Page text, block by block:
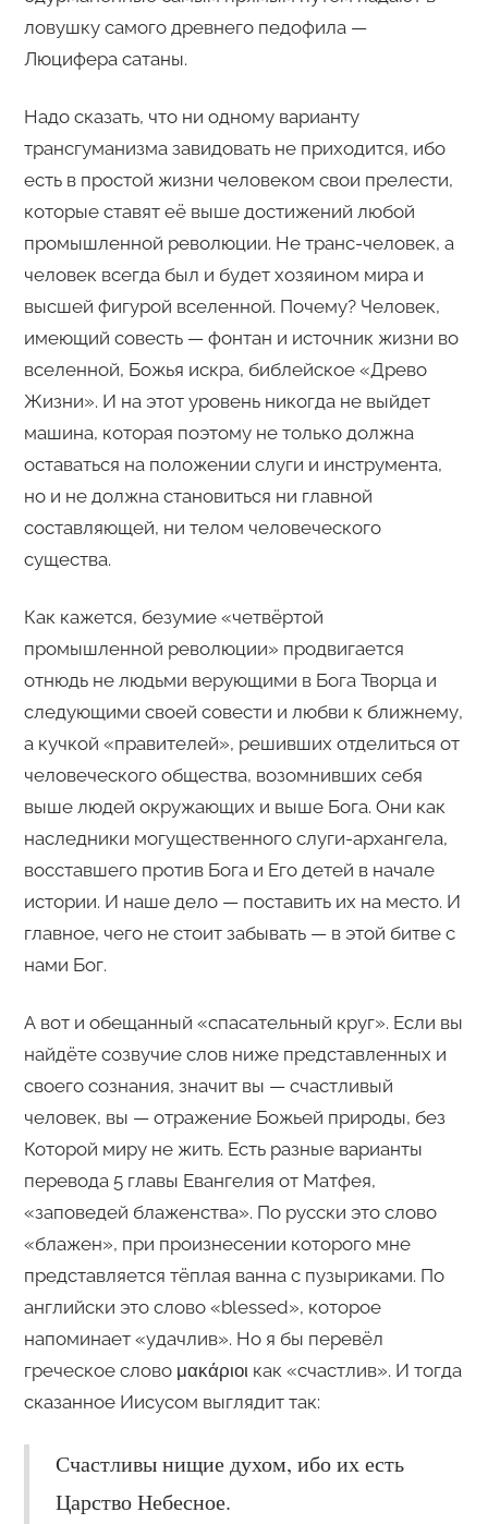
ловушку самого древнего педофила —
Люцифера сатаны.
Надо сказать, что ни одному варианту
трансгуманизма завидовать не приходится, ибо
есть в простой жизни человеком свои прелести,
которые ставят её выше достижений любой
промышленной революции. Не транс-человек, а
человек всегда был и будет хозяином мира и
высшей фигурой вселенной. Почему? Человек,
имеющий совесть — фонтан и источник жизни во
вселенной, Божья искра, библейское «Древо
Жизни». И на этот уровень никогда не выйдет
машина, которая поэтому не только должна
оставаться на положении слуги и инструмента,
но и не должна становиться ни главной
составляющей, ни телом человеческого
существа.
Как кажется, безумие «четвёртой
промышленной революции» продвигается
отнюдь не людьми верующими в Бога Творца и
следующими своей совести и любви к ближнему,
а кучкой «правителей», решивших отделиться от
человеческого общества, возомнивших себя
выше людей окружающих и выше Бога. Они как
наследники могущественного слуги-архангела,
восставшего против Бога и Его детей в начале
истории. И наше дело — поставить их на место. И
главное, чего не стоит забывать — в этой битве с
нами Бог.
А вот и обещанный «спасательный круг». Если вы
найдёте созвучие слов ниже представленных и
своего сознания, значит вы — счастливый
человек, вы — отражение Божьей природы, без
Которой миру не жить. Есть разные варианты
перевода 5 главы Евангелия от Матфея,
«заповедей блаженства». По русски это слово
«блажен», при произнесении которого мне
представляется тёплая ванна с пузыриками. По
английски это слово «blessed», которое
напоминает «удачлив». Но я бы перевёл
греческое слово μακάριοι как «счастлив». И тогда
сказанное Иисусом выглядит так:
Счастливы нищие духом, ибо их есть
Царство Небесное.